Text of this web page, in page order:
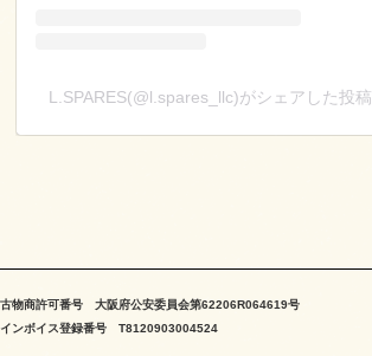
L.SPARES(@l.spares_llc)がシェアした投稿
古物商許可番号 大阪府公安委員会第62206R064619号
インボイス登録番号 T8120903004524